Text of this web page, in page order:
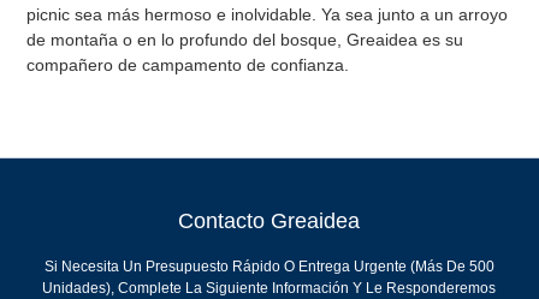
picnic sea más hermoso e inolvidable. Ya sea junto a un arroyo
de montaña o en lo profundo del bosque, Greaidea es su
compañero de campamento de confianza.
Contacto Greaidea
Si Necesita Un Presupuesto Rápido O Entrega Urgente (más De 500
Unidades), Complete La Siguiente Información Y Le Responderemos